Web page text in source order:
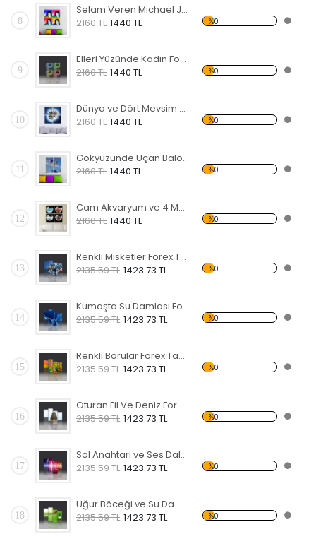
8
Selam Veren Michael Jackson Forex Tablo
2160 TL 1440 TL %0
9
Elleri Yüzünde Kadın Forex Tablo
2160 TL 1440 TL %0
10
Dünya ve Dört Mevsim Forex Tablo
2160 TL 1440 TL %0
11
Gökyüzünde Uçan Balonlar Forex Tablo
2160 TL 1440 TL %0
12
Cam Akvaryum ve 4 Mevsim Forex Tablo
2160 TL 1440 TL %0
13
Renkli Misketler Forex Tablo
2135.59 TL 1423.73 TL %0
14
Kumaşta Su Damlası Forex Tablo
2135.59 TL 1423.73 TL %0
15
Renkli Borular Forex Tablo
2135.59 TL 1423.73 TL %0
16
Oturan Fil Ve Deniz Forex Tablo
2135.59 TL 1423.73 TL %0
17
Sol Anahtarı ve Ses Dalgası Forex Tablo
2135.59 TL 1423.73 TL %0
18
Uğur Böceği ve Su Damlası Forex Tablo
2135.59 TL 1423.73 TL %0